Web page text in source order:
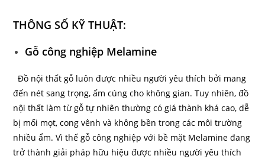
THÔNG SỐ KỸ THUẬT:
Gỗ công nghiệp Melamine
Đồ nội thất gỗ luôn được nhiều người yêu thích bởi mang
đến nét sang trọng, ấm cúng cho không gian. Tuy nhiên, đồ
nội thất làm từ gỗ tự nhiên thường có giá thành khá cao, dễ
bị mối mọt, cong vênh và không bền trong các môi trường
nhiều ẩm. Vì thế gỗ công nghiệp với bề mặt Melamine đang
trở thành giải pháp hữu hiệu được nhiều người yêu thích